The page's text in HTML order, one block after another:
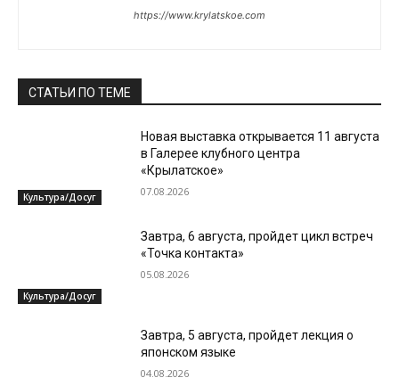
https://www.krylatskoe.com
СТАТЬИ ПО ТЕМЕ
Культура/Досуг
Новая выставка открывается 11 августа
в Галерее клубного центра
«Крылатское»
07.08.2026
Культура/Досуг
Завтра, 6 августа, пройдет цикл встреч
«Точка контакта»
05.08.2026
Завтра, 5 августа, пройдет лекция о
японском языке
04.08.2026